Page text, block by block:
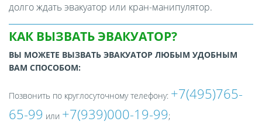
долго ждать эвакуатор или кран-манипулятор.
КАК ВЫЗВАТЬ ЭВАКУАТОР?
ВЫ МОЖЕТЕ ВЫЗВАТЬ ЭВАКУАТОР ЛЮБЫМ УДОБНЫМ
ВАМ СПОСОБОМ:
Позвонить по круглосуточному телефону: +7(495)765-
65-99 или +7(939)000-19-99;